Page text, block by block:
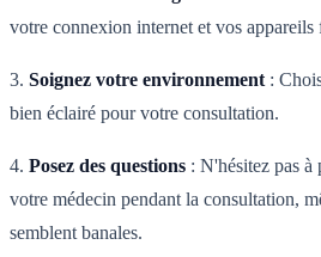
votre connexion internet et vos
3. Soignez votre environnement :
bien éclairé pour votre consultation.
4. Posez des questions : N'hésitez pas à
votre médecin pendant la consultation,
semblent banales.